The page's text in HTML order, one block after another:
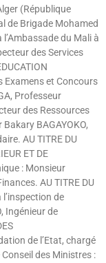
(République
de Brigade Mohamed
du Mali à
des Services
Examens et Concours
Professeur
des Ressources
BAGAYOKO,
AU TITRE DU
ET DE
: Monsieur
AU TITRE DU
l’inspection de
Ingénieur de
de l’Etat, chargé
des Ministres :